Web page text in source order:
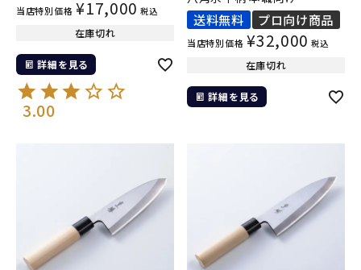
当店特別価格 ¥17,000 税込
在庫切れ
詳細を見る
3.00
送料無料 プロ向け商品
当店特別価格 ¥32,000 税込
在庫切れ
詳細を見る